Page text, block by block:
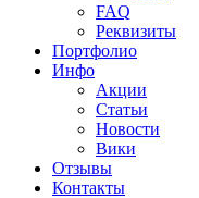
FAQ
Реквизиты
Портфолио
Инфо
Акции
Статьи
Новости
Вики
Отзывы
Контакты